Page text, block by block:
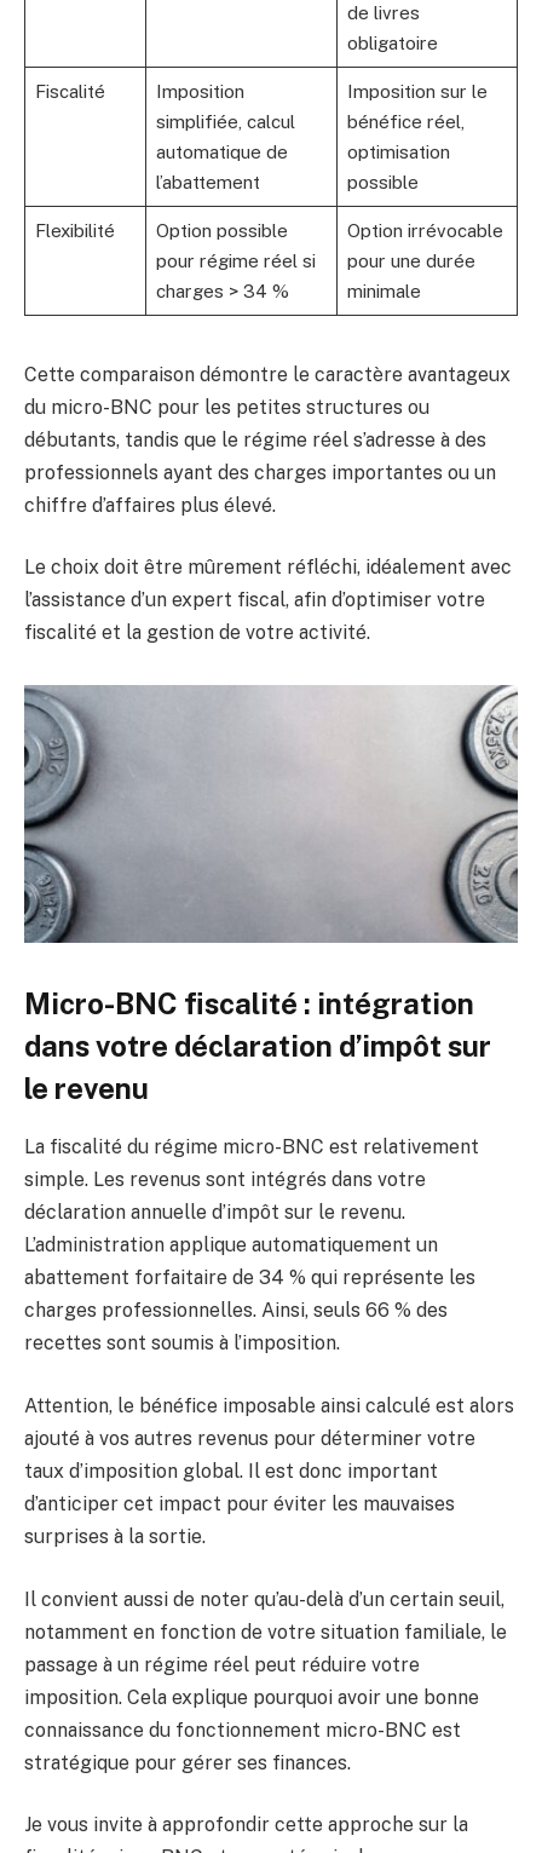
de livres
obligatoire
Fiscalité
Imposition
simplifiée, calcul
automatique de
l’abattement
Imposition sur le
bénéfice réel,
optimisation
possible
Flexibilité
Option possible
pour régime réel si
charges > 34 %
Option irrévocable
pour une durée
minimale
Cette comparaison démontre le caractère avantageux
du micro-BNC pour les petites structures ou
débutants, tandis que le régime réel s’adresse à des
professionnels ayant des charges importantes ou un
chiffre d’affaires plus élevé.
Le choix doit être mûrement réfléchi, idéalement avec
l’assistance d’un expert fiscal, afin d’optimiser votre
fiscalité et la gestion de votre activité.
Micro-BNC fiscalité : intégration
dans votre déclaration d’impôt sur
le revenu
La fiscalité du régime micro-BNC est relativement
simple. Les revenus sont intégrés dans votre
déclaration annuelle d’impôt sur le revenu.
L’administration applique automatiquement un
abattement forfaitaire de 34 % qui représente les
charges professionnelles. Ainsi, seuls 66 % des
recettes sont soumis à l’imposition.
Attention, le bénéfice imposable ainsi calculé est alors
ajouté à vos autres revenus pour déterminer votre
taux d’imposition global. Il est donc important
d’anticiper cet impact pour éviter les mauvaises
surprises à la sortie.
Il convient aussi de noter qu’au-delà d’un certain seuil,
notamment en fonction de votre situation familiale, le
passage à un régime réel peut réduire votre
imposition. Cela explique pourquoi avoir une bonne
connaissance du fonctionnement micro-BNC est
stratégique pour gérer ses finances.
Je vous invite à approfondir cette approche sur la